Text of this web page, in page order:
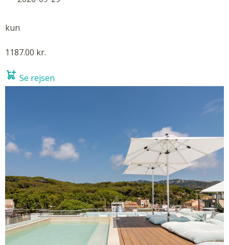
kun
1187.00 kr.
Se rejsen